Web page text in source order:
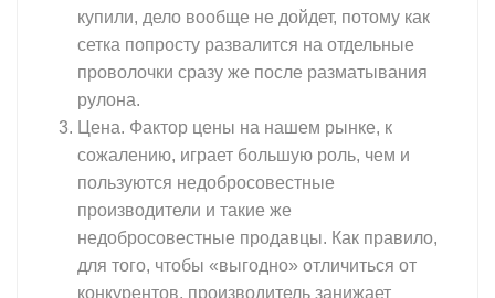
купили, дело вообще не дойдет, потому как
сетка попросту развалится на отдельные
проволочки сразу же после разматывания
рулона.
Цена. Фактор цены на нашем рынке, к
сожалению, играет большую роль, чем и
пользуются недобросовестные
производители и такие же
недобросовестные продавцы. Как правило,
для того, чтобы «выгодно» отличиться от
конкурентов, производитель занижает